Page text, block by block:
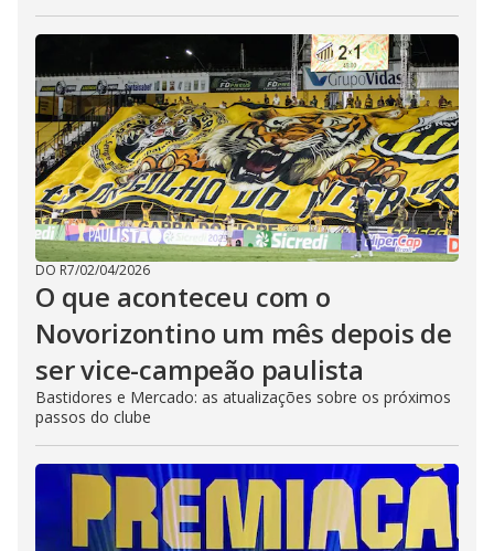
DO R7/02/04/2026
O que aconteceu com o
Novorizontino um mês depois de
ser vice-campeão paulista
Bastidores e Mercado: as atualizações sobre os próximos
passos do clube